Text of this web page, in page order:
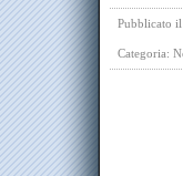
Pubblicato il
Categoria: